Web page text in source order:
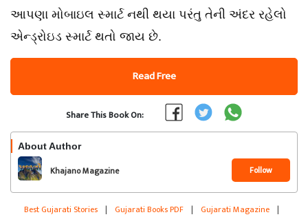
આપણા મોબાઇલ સ્માર્ટ નથી થયા પરંતુ તેની અંદર રહેલો
એન્ડ્રોઇડ સ્માર્ટ થતો જાય છે.
Read Free
Share This Book On:
About Author
Khajano Magazine Follow
Best Gujarati Stories | Gujarati Books PDF | Gujarati Magazine |